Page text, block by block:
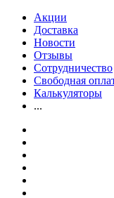
Акции
Доставка
Новости
Отзывы
Сотрудничество
Свободная
Калькуляторы
...